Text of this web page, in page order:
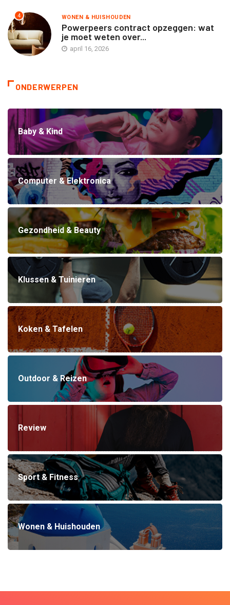
4 WONEN & HUISHOUDEN
Powerpeers contract opzeggen: wat
je moet weten over...
april 16, 2026
ONDERWERPEN
Baby & Kind
Computer & Elektronica
Gezondheid & Beauty
Klussen & Tuinieren
Koken & Tafelen
Outdoor & Reizen
Review
Sport & Fitness
Wonen & Huishouden